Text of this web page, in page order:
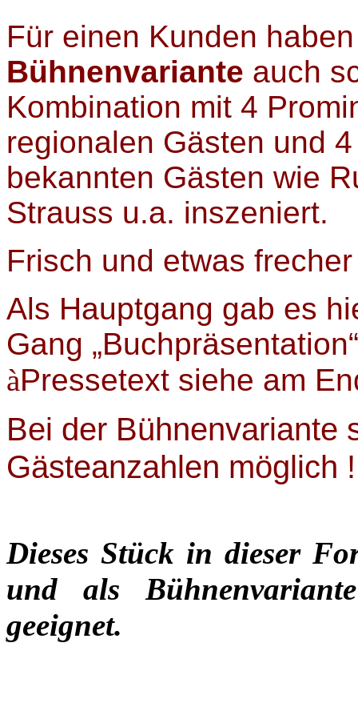
Für einen Kunden
Bühnenvariante auch
Kombination mit 4
regionalen Gästen und
bekannten Gästen wie
Strauss u.a. inszeniert.
Frisch und etwas
Als Hauptgang gab es
Gang
àPressetext siehe am
Bei der Bühnenvariante
Gästeanzahlen möglich !
Dieses Stück in dieser
und als
geeignet.